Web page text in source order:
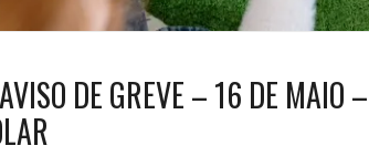
DE GREVE – 16 DE MAIO